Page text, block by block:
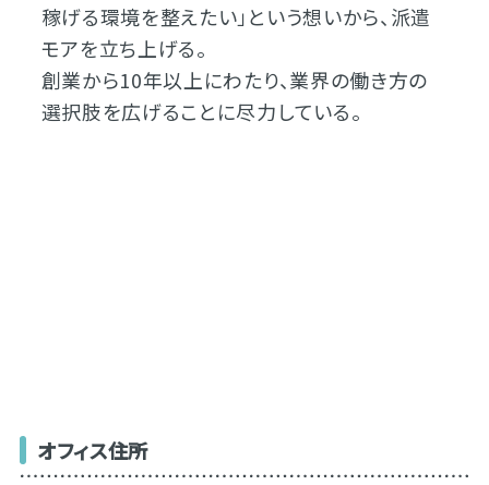
稼げる環境を整えたい」という想いから、派遣
モアを立ち上げる。
創業から10年以上にわたり、業界の働き方の
選択肢を広げることに尽力している。
オフィス住所